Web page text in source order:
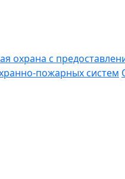
охрана с
пожарных систем